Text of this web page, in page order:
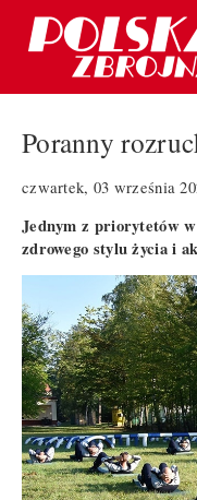
Poranny
czwartek, 03 września
Jednym z priorytetów
zdrowego stylu życia i